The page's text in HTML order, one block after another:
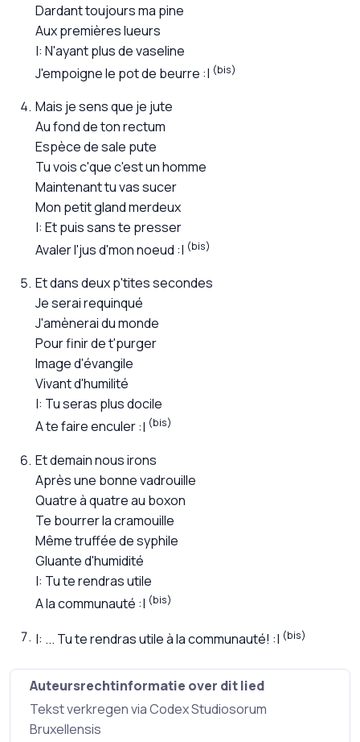
Dardant toujours ma pine
Aux premières lueurs
N'ayant plus de vaseline
J'empoigne le pot de beurre
(bis)
Mais je sens que je jute
Au fond de ton rectum
Espèce de sale pute
Tu vois c'que c'est un homme
Maintenant tu vas sucer
Mon petit gland merdeux
Et puis sans te presser
Avaler l'jus d'mon noeud
(bis)
Et dans deux p'tites secondes
Je serai requinqué
J'amènerai du monde
Pour finir de t'purger
Image d'évangile
Vivant d'humilité
Tu seras plus docile
A te faire enculer
(bis)
Et demain nous irons
Après une bonne vadrouille
Quatre à quatre au boxon
Te bourrer la cramouille
Même truffée de syphile
Gluante d'humidité
Tu te rendras utile
A la communauté
(bis)
... Tu te rendras utile à la communauté! (bis)
Auteursrechtinformatie over dit lied
Tekst verkregen via Codex Studiosorum
Bruxellensis